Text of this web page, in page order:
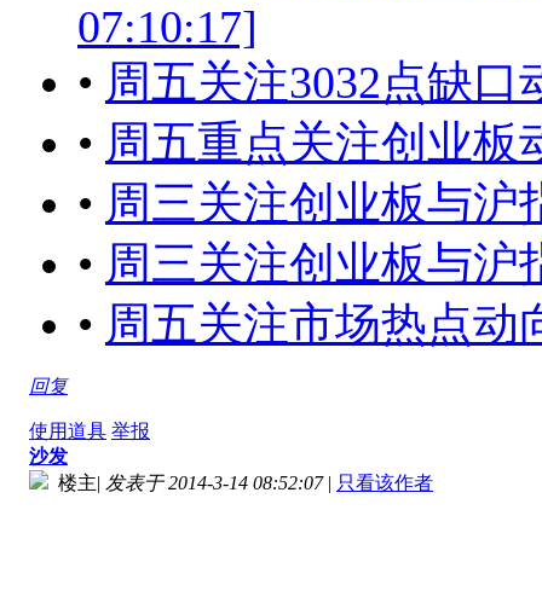
07:10:17]
• 周五关注3032点缺口
• 周五重点关注创业板
• 周三关注创业板与沪
• 周三关注创业板与沪
• 周五关注市场热点动
回复
使用道具 举报
沙发
楼主| 发表于 2014-3-14 08:52:07 | 只看该作者